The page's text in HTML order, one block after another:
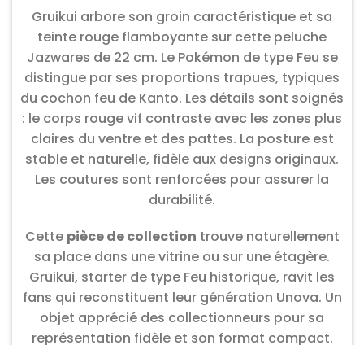
Gruikui arbore son groin caractéristique et sa
teinte rouge flamboyante sur cette peluche
Jazwares de 22 cm. Le Pokémon de type Feu se
distingue par ses proportions trapues, typiques
du cochon feu de Kanto. Les détails sont soignés
: le corps rouge vif contraste avec les zones plus
claires du ventre et des pattes. La posture est
stable et naturelle, fidèle aux designs originaux.
Les coutures sont renforcées pour assurer la
durabilité.
Cette pièce de collection trouve naturellement
sa place dans une vitrine ou sur une étagère.
Gruikui, starter de type Feu historique, ravit les
fans qui reconstituent leur génération Unova. Un
objet apprécié des collectionneurs pour sa
représentation fidèle et son format compact.